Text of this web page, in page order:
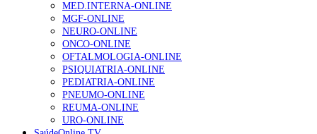
1.º Episódio do Podcast “Frequência Cardio – Sintoniza-
te na Insuficiência Cardíaca” da Bayer
99 visualizações
“Os programas de rastreio do cancro do pulmão são
custo-efetivos e representam um investimento
sustentável para os sistemas de saúde”
MED.INTERNA-ONLINE
MGF-ONLINE
NEURO-ONLINE
ONCO-ONLINE
OFTALMOLOGIA-ONLINE
PSIQUIATRIA-ONLINE
PEDIATRIA-ONLINE
PNEUMO-ONLINE
REUMA-ONLINE
URO-ONLINE